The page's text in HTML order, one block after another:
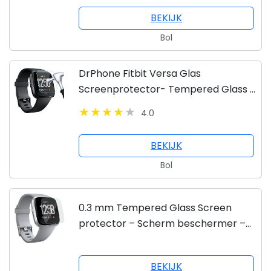
BEKIJK
Bol
DrPhone Fitbit Versa Glas
Screenprotector- Tempered Glass -
Glazen Gehard Transparant 9H 2.5D
- Screen Protector
4.0
BEKIJK
Bol
0.3 mm Tempered Glass Screen
protector – Scherm beschermer –
Versa
BEKIJK